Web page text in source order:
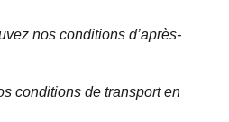
nos conditions d’après-
conditions de transport en